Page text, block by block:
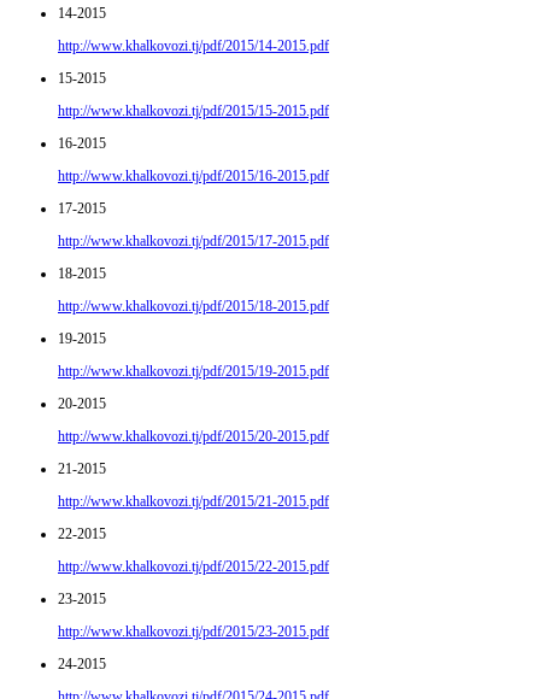
14-2015
http://www.khalkovozi.tj/pdf/2015/14-2015.pdf
15-2015
http://www.khalkovozi.tj/pdf/2015/15-2015.pdf
16-2015
http://www.khalkovozi.tj/pdf/2015/16-2015.pdf
17-2015
http://www.khalkovozi.tj/pdf/2015/17-2015.pdf
18-2015
http://www.khalkovozi.tj/pdf/2015/18-2015.pdf
19-2015
http://www.khalkovozi.tj/pdf/2015/19-2015.pdf
20-2015
http://www.khalkovozi.tj/pdf/2015/20-2015.pdf
21-2015
http://www.khalkovozi.tj/pdf/2015/21-2015.pdf
22-2015
http://www.khalkovozi.tj/pdf/2015/22-2015.pdf
23-2015
http://www.khalkovozi.tj/pdf/2015/23-2015.pdf
24-2015